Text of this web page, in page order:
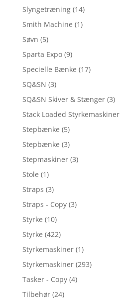
Slyngetræning (14)
Smith Machine (1)
Søvn (5)
Sparta Expo (9)
Specielle Bænke (17)
SQ&SN (3)
SQ&SN Skiver & Stænger (3)
Stack Loaded Styrkemaskiner
Stepbænke (5)
Stepbænke (3)
Stepmaskiner (3)
Stole (1)
Straps (3)
Straps - Copy (3)
Styrke (10)
Styrke (422)
Styrkemaskiner (1)
Styrkemaskiner (293)
Tasker - Copy (4)
Tilbehør (24)